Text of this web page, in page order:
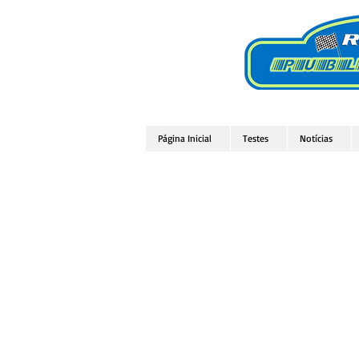
Página Inicial Testes Notícias